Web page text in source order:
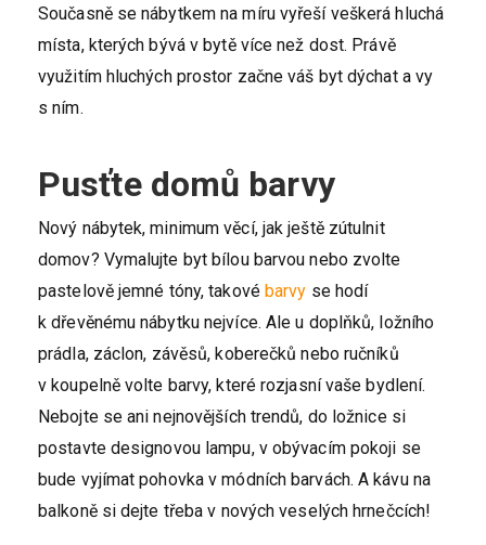
Současně se nábytkem na míru vyřeší veškerá hluchá
místa, kterých bývá v bytě více než dost. Právě
využitím hluchých prostor začne váš byt dýchat a vy
s ním.
Pusťte domů barvy
Nový nábytek, minimum věcí, jak ještě zútulnit
domov? Vymalujte byt bílou barvou nebo zvolte
pastelově jemné tóny, takové barvy se hodí
k dřevěnému nábytku nejvíce. Ale u doplňků, ložního
prádla, záclon, závěsů, koberečků nebo ručníků
v koupelně volte barvy, které rozjasní vaše bydlení.
Nebojte se ani nejnovějších trendů, do ložnice si
postavte designovou lampu, v obývacím pokoji se
bude vyjímat pohovka v módních barvách. A kávu na
balkoně si dejte třeba v nových veselých hrnečcích!